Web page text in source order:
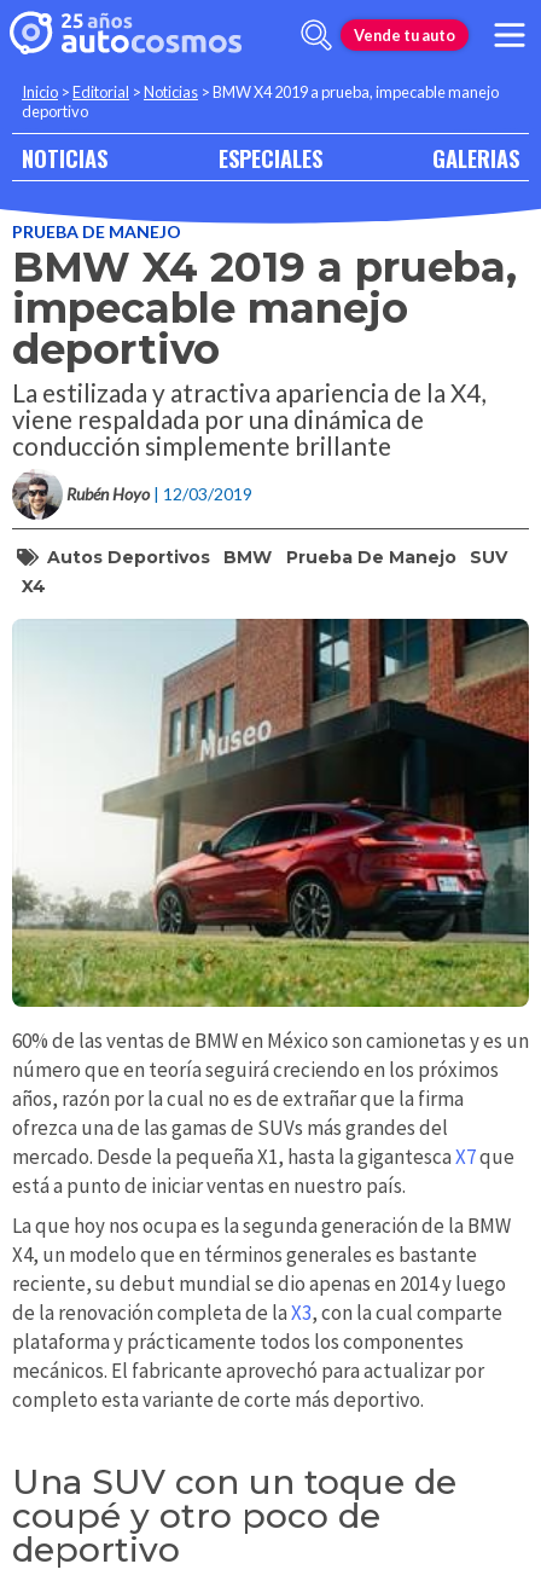
Vende tu auto
Inicio >Editorial >Noticias >BMW X4 2019 a prueba, impecable manejo
deportivo
NOTICIAS ESPECIALES GALERIAS
PRUEBA DE MANEJO
BMW X4 2019 a prueba,
impecable manejo
deportivo
La estilizada y atractiva apariencia de la X4,
viene respaldada por una dinámica de
conducción simplemente brillante
Rubén Hoyo | 12/03/2019
Autos Deportivos BMW Prueba De Manejo
SUV
X4
60% de las ventas de BMW en México son camionetas y es un
número que en teoría seguirá creciendo en los próximos
años, razón por la cual no es de extrañar que la firma
ofrezca una de las gamas de SUVs más grandes del
mercado. Desde la pequeña X1, hasta la gigantescaX7que
está a punto de iniciar ventas en nuestro país.
La que hoy nos ocupa es la segunda generación de la BMW
X4, un modelo que en términos generales es bastante
reciente, su debut mundial se dio apenas en 2014 y luego
de la renovación completa de laX3, con la cual comparte
plataforma y prácticamente todos los componentes
mecánicos. El fabricante aprovechó para actualizar por
completo esta variante de corte más deportivo.
Una SUV con un toque de
coupé y otro poco de
deportivo